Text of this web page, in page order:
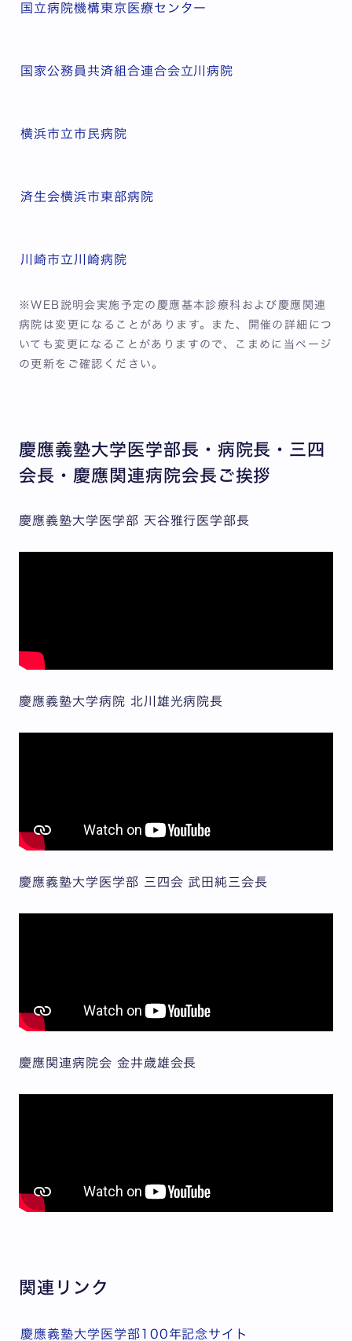
国立病院機構東京医療センター
国家公務員共済組合連合会立川病院
横浜市立市民病院
済生会横浜市東部病院
川崎市立川崎病院
※WEB説明会実施予定の慶應基本診療科および慶應関連
病院は変更になることがあります。また、開催の詳細につ
いても変更になることがありますので、こまめに当ページ
の更新をご確認ください。
慶應義塾大学医学部長・病院長・三四
会長・慶應関連病院会長ご挨拶
慶應義塾大学医学部 天谷雅行医学部長
慶應義塾大学病院 北川雄光病院長
慶應義塾大学医学部 三四会 武田純三会長
慶應関連病院会 金井歳雄会長
関連リンク
慶應義塾大学医学部100年記念サイト